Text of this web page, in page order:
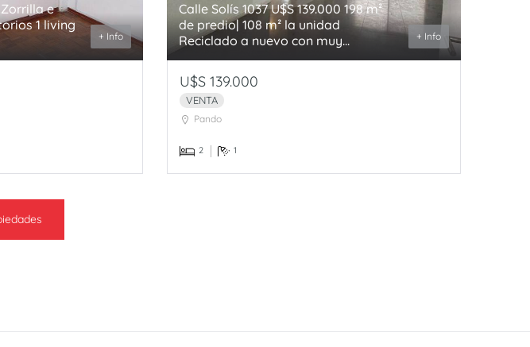
e
1 living
+ Info
Calle Solís 1037 U$S 139.000 198 m²
de predio| 108 m² la unidad
Reciclado a nuevo con muy...
+ Info
U$S 139.000
VENTA
Pando
2 1